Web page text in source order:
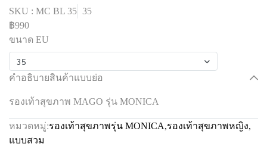
SKU : MC BL 35 35
฿990
ขนาด EU
35
คำอธิบายสินค้าแบบย่อ
รองเท้าสุขภาพ MAGO รุ่น MONICA
หมวดหมู่:รองเท้าสุขภาพรุ่น MONICA,รองเท้าสุขภาพหญิง,
แบบสวม